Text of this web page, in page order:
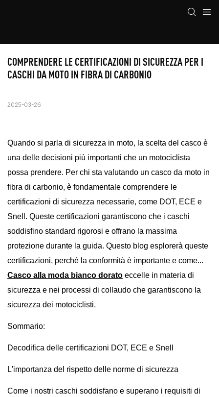
COMPRENDERE LE CERTIFICAZIONI DI SICUREZZA PER I
CASCHI DA MOTO IN FIBRA DI CARBONIO
2025-03-26
Quando si parla di sicurezza in moto, la scelta del casco è
una delle decisioni più importanti che un motociclista
possa prendere. Per chi sta valutando un casco da moto in
fibra di carbonio, è fondamentale comprendere le
certificazioni di sicurezza necessarie, come DOT, ECE e
Snell. Queste certificazioni garantiscono che i caschi
soddisfino standard rigorosi e offrano la massima
protezione durante la guida. Questo blog esplorerà queste
certificazioni, perché la conformità è importante e come...
Casco alla moda bianco dorato eccelle in materia di
sicurezza e nei processi di collaudo che garantiscono la
sicurezza dei motociclisti.
Sommario:
Decodifica delle certificazioni DOT, ECE e Snell
L'importanza del rispetto delle norme di sicurezza
Come i nostri caschi soddisfano e superano i requisiti di